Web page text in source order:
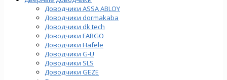
Доводчики ASSA ABLOY
Доводчики dormakaba
Доводчики dk tech
Доводчики FARGO
Доводчики Hafele
Доводчики G-U
Доводчики SLS
Доводчики GEZE